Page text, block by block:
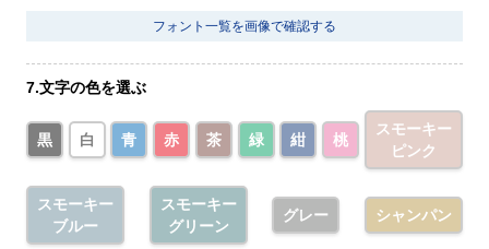
フォント一覧を画像で確認する
7.文字の色を選ぶ
黒 白 青 赤 茶 緑 紺 桃
スモーキー
ピンク
スモーキー
ブルー
スモーキー
グリーン
グレー シャンパン